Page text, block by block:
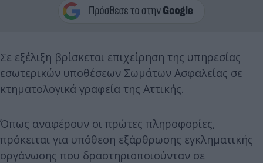
Σε εξέλιξη βρίσκεται επιχείρηση της υπηρεσίας
εσωτερικών υποθέσεων Σωμάτων Ασφαλείας σε
κτηματολογικά γραφεία της Αττικής.
Όπως αναφέρουν οι πρώτες πληροφορίες,
πρόκειται για υπόθεση εξάρθρωσης εγκληματικής
οργάνωσης που δραστηριοποιούνταν σε